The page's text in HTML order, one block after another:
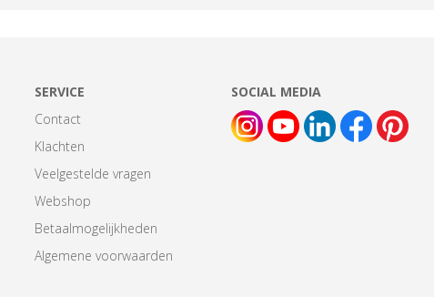
SERVICE
Contact
Klachten
Veelgestelde vragen
Webshop
Betaalmogelijkheden
Algemene voorwaarden
SOCIAL MEDIA